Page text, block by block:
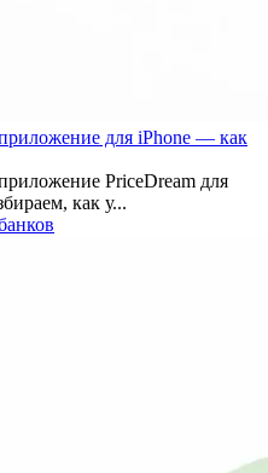
для iPhone — как
PriceDream для
как у...